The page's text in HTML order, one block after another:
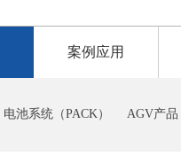
案例应用
电池系统（PACK） AGV产品